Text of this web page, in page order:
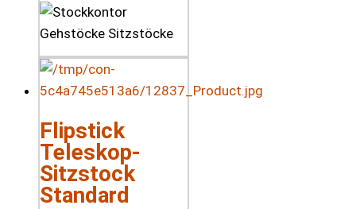
Flipstick
Teleskop-
Sitzstock
Standard